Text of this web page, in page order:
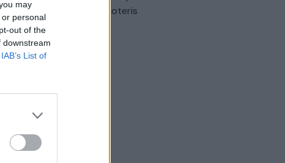
may
personal
out of the
downstream
IAB’s List of
sužalojo dvi moteris
Žinios Lietuvos diena